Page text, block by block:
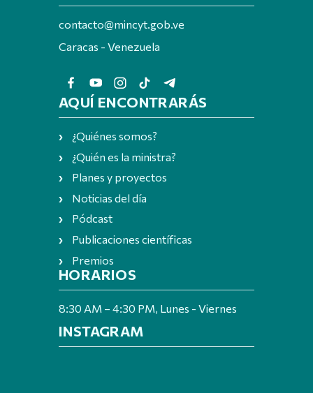
contacto@mincyt.gob.ve
Caracas - Venezuela
AQUÍ ENCONTRARÁS
¿Quiénes somos?
¿Quién es la ministra?
Planes y proyectos
Noticias del día
Pódcast
Publicaciones científicas
Premios
HORARIOS
8:30 AM – 4:30 PM, Lunes - Viernes
INSTAGRAM